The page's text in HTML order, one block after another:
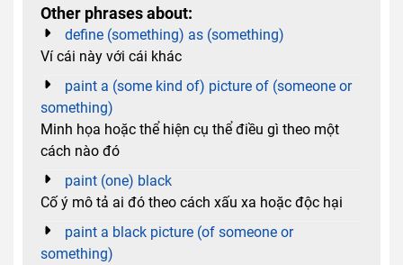
Other phrases about:
define (something) as (something)
Ví cái này với cái khác
paint a (some kind of) picture of (someone or
something)
Minh họa hoặc thể hiện cụ thể điều gì theo một
cách nào đó
paint (one) black
Cố ý mô tả ai đó theo cách xấu xa hoặc độc hại
paint a black picture (of someone or
something)